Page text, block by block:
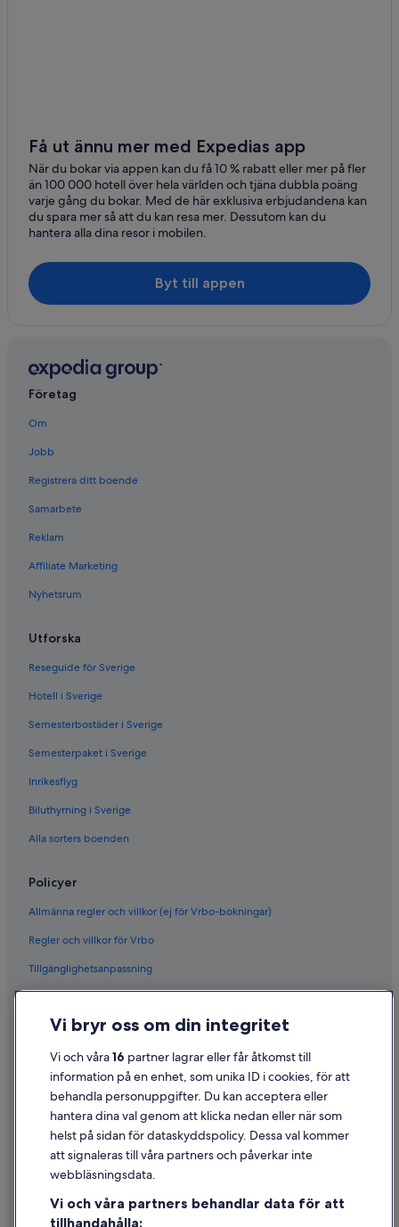
Få ut ännu mer med Expedias app
När du bokar via appen kan du få 10 % rabatt eller mer på fler
än 100 000 hotell över hela världen och tjäna dubbla poäng
varje gång du bokar. Med de här exklusiva erbjudandena kan
du spara mer så att du kan resa mer. Dessutom kan du
hantera alla dina resor i mobilen.
Byt till appen
Företag
Om
Jobb
Registrera ditt boende
Samarbete
Reklam
Affiliate Marketing
Nyhetsrum
Utforska
Reseguide för Sverige
Hotell i Sverige
Semesterbostäder i Sverige
Semesterpaket i Sverige
Inrikesflyg
Biluthyrning i Sverige
Alla sorters boenden
Policyer
Allmänna regler och villkor (ej för Vrbo-bokningar)
Regler och villkor för Vrbo
Tillgänglighetsanpassning
Cookies
Användarvillkor
Juridisk information/Kontakta oss
Riktlinjer för innehåll och anmäla innehåll
Hjälp
Avboka eller ändra din bokning
Vi bryr oss om din integritet
Vi och våra16 partner lagrar eller får åtkomst till
information på en enhet, som unika ID i cookies, för att
behandla personuppgifter. Du kan acceptera eller
hantera dina val genom att klicka nedan eller när som
helst på sidan för dataskyddspolicy. Dessa val kommer
att signaleras till våra partners och påverkar inte
webbläsningsdata.
Vi och våra partners behandlar data för att
tillhandahålla: